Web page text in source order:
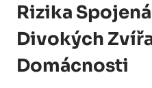
Rizika
Divokých
Domácnosti